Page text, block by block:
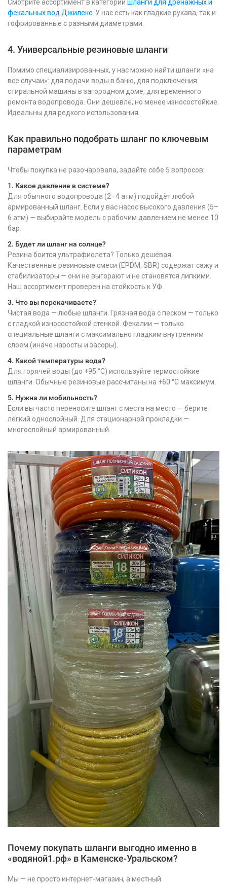
Смотрите ассортимент в категории шланги для дренажных и
фекальных вод Джилекс . У нас есть как гладкие рукава, так и
гофрированные с разными диаметрами.
4. Универсальные резиновые шланги
Помимо специализированных, у нас можно найти шланги «на
все случаи»: для подачи воды в баню, для подключения
стиральной машины в загородном доме, для временного
ремонта водопровода. Они дешевле, но менее износостойкие.
Идеальны для редкого использования.
Как правильно подобрать шланг по ключевым
параметрам
Чтобы покупка не разочаровала, задайте себе 5 вопросов:
1. Какое давление в системе?
Для обычного водопровода (2–4 атм) подойдёт любой
армированный шланг. Если у вас насос высокого давления (5–
6 атм) — выбирайте модель с рабочим давлением не менее 10
бар.
2. Будет ли шланг на солнце?
Резина боится ультрафиолета? Только дешёвая.
Качественные резиновые смеси (EPDM, SBR) содержат сажу и
стабилизаторы — они не выгорают и не становятся липкими.
Наш ассортимент проверен на стойкость к УФ.
3. Что вы перекачиваете?
Чистая вода — любые шланги. Грязная вода с песком — только
с гладкой износостойкой стенкой. Фекалии — только
специальные шланги с максимально гладким внутренним
слоем (иначе наросты и засоры).
4. Какой температуры вода?
Для горячей воды (до +95 °C) используйте термостойкие
шланги. Обычные резиновые рассчитаны на +60 °C максимум.
5. Нужна ли мобильность?
Если вы часто переносите шланг с места на место — берите
лёгкий однослойный. Для стационарной прокладки —
многослойный армированный.
Почему покупать шланги выгодно именно в
«водяной1.рф» в Каменске-Уральском?
Мы — не просто интернет-магазин, а местный